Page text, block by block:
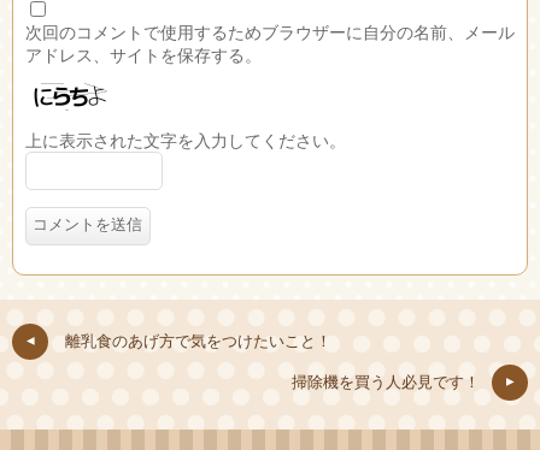
次回のコメントで使用するためブラウザーに自分の名前、メール
アドレス、サイトを保存する。
上に表示された文字を入力してください。
離乳食のあげ方で気をつけたいこと！
掃除機を買う人必見です！